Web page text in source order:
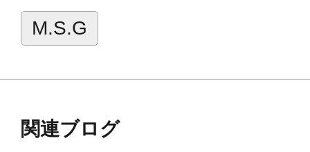
ョンを徹底追及した造形により、ゲ
現可能です。
ます。
M.S.G
関連ブログ